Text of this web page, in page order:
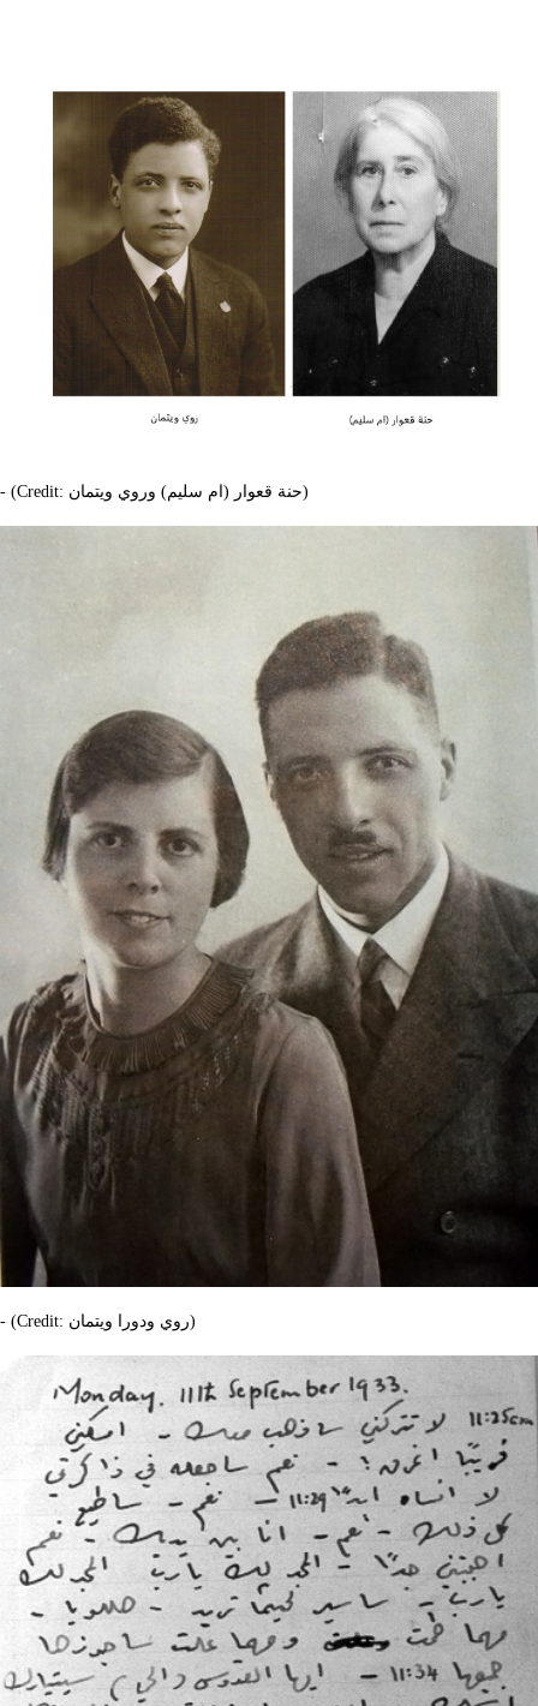
- (Credit: حنة قعوار (ام سليم) وروي ويتمان)
- (Credit: روي ودورا ويتمان)